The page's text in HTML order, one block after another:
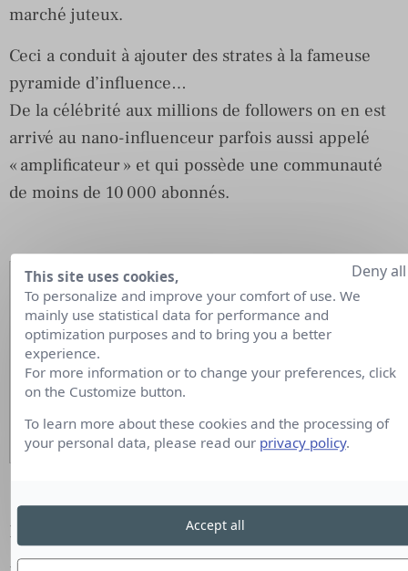
marché juteux.
Ceci a conduit à ajouter des strates à la fameuse
pyramide d’influence…
De la célébrité aux millions de followers on en est
arrivé au nano-influenceur parfois aussi appelé
« amplificateur » et qui possède une communauté
de moins de 10 000 abonnés.
SAVE THE DATE
Mercredi 14 novembre 2018
Influenceurs nous ne sommes pas
des hommes sandwichs
Inscrivez-vous ici
Et demain ?
This site uses cookies,
To personalize and improve your comfort of use. We
mainly use statistical data for performance and
optimization purposes and to bring you a better
experience.
For more information or to change your preferences, click
on the Customize button.
To learn more about these cookies and the processing of
your personal data, please read our privacy policy.
Deny all
Accept all